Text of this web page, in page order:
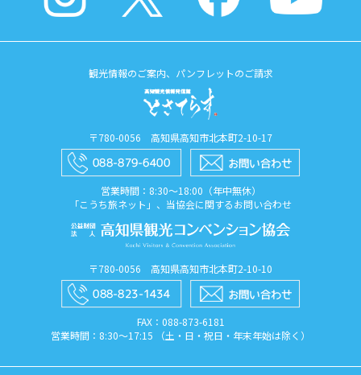
観光情報のご案内、パンフレットのご請求
〒780-0056 高知県高知市北本町2-10-17
営業時間：8:30〜18:00（年中無休）
「こうち旅ネット」、当協会に関するお問い合わせ
〒780-0056 高知県高知市北本町2-10-10
FAX：088​-873​-6181
営業時間：8:30〜17:15 （土・日・祝日・年末年始は除く）